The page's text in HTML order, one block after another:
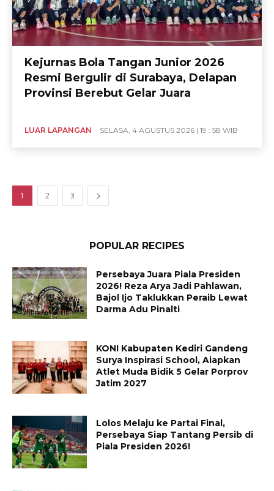
Kejurnas Bola Tangan Junior 2026
Resmi Bergulir di Surabaya, Delapan
Provinsi Berebut Gelar Juara
LUAR LAPANGAN SELASA, 4 AGUSTUS 2026 | 19 : 58 WIB
1 2 3
POPULAR RECIPES
Persebaya Juara Piala Presiden
2026! Reza Arya Jadi Pahlawan,
Bajol Ijo Taklukkan Peraib Lewat
Darma Adu Pinalti
KONI Kabupaten Kediri Gandeng
Surya Inspirasi School, Aiapkan
Atlet Muda Bidik 5 Gelar Porprov
Jatim 2027
Lolos Melaju ke Partai Final,
Persebaya Siap Tantang Persib di
Piala Presiden 2026!